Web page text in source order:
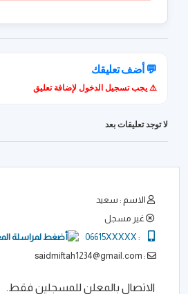
💬 أضف تعليقك
⚠️ يجب تسجيل الدخول لإضافة تعليق
لا توجد تعليقات بعد
الاسم : سعيد
غير مسجل
:
06615XXXXX
: saidmiftah1234@gmail.com
الاتصال بالمعلن للمسجلين فقط.